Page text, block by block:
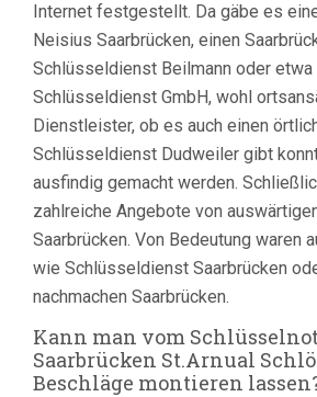
Internet festgestellt. Da gäbe es
Neisius Saarbrücken, einen
Schlüsseldienst Beilmann oder etwa
Schlüsseldienst GmbH, wohl
Dienstleister, ob es auch einen
Schlüsseldienst Dudweiler gibt
ausfindig gemacht werden.
zahlreiche Angebote von
Saarbrücken. Von Bedeutung waren
wie Schlüsseldienst Saarbrücken
nachmachen Saarbrücken.
Kann man vom
Saarbrücken St.Arnual
Beschläge montieren